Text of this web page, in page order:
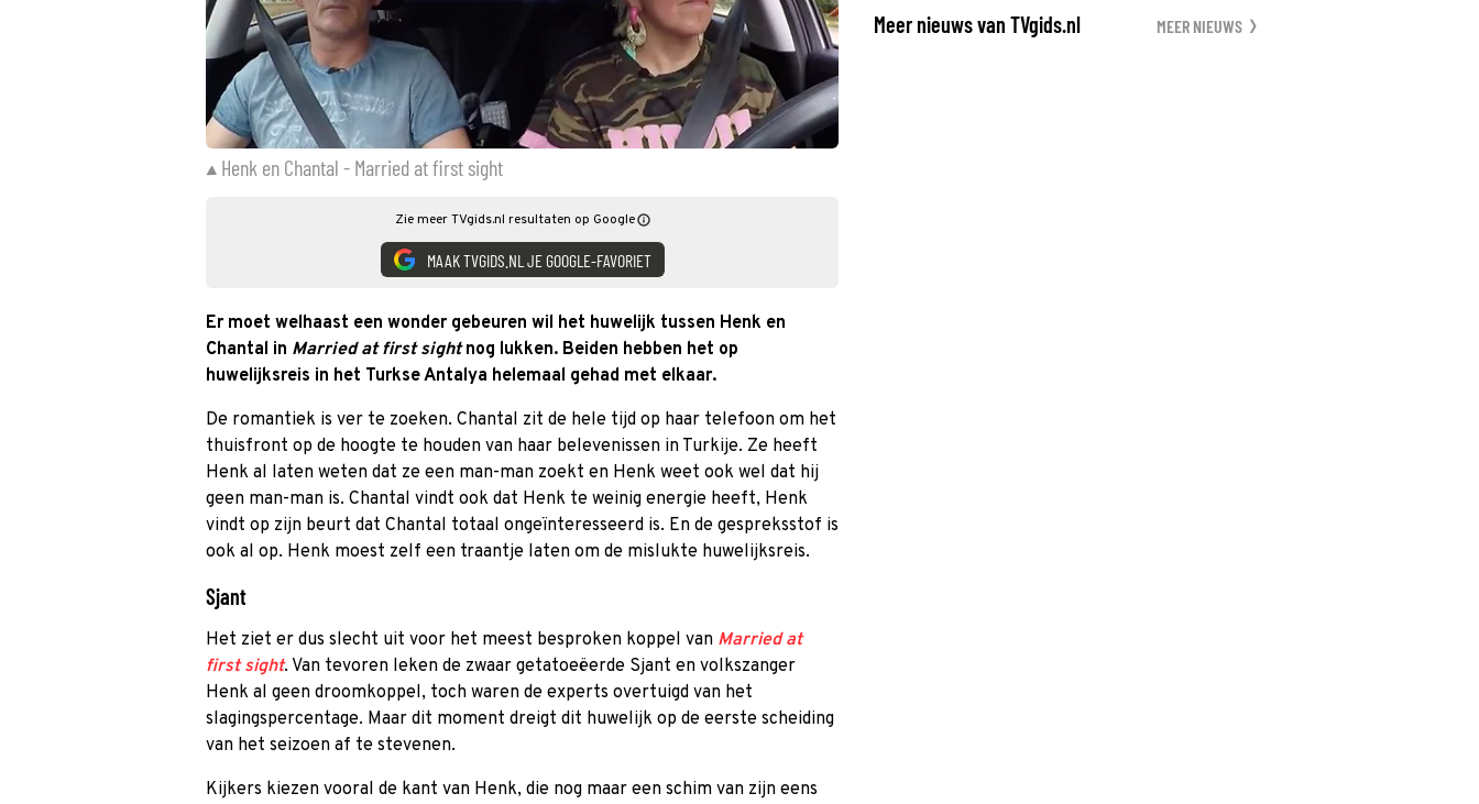
Henk en Chantal - Married at first sight
Zie meer TVgids.nl resultaten op Google
MAAK TVGIDS.NL JE GOOGLE-FAVORIET
Er moet welhaast een wonder gebeuren wil het huwelijk tussen Henk en
Chantal in Married at first sightnog lukken. Beiden hebben het op
huwelijksreis in het Turkse Antalya helemaal gehad met elkaar.
De romantiek is ver te zoeken. Chantal zit de hele tijd op haar telefoon om het
thuisfront op de hoogte te houden van haar belevenissen in Turkije. Ze heeft
Henk al laten weten dat ze een man-man zoekt en Henk weet ook wel dat hij
geen man-man is. Chantal vindt ook dat Henk te weinig energie heeft, Henk
vindt op zijn beurt dat Chantal totaal ongeïnteresseerd is. En de gespreksstof is
ook al op. Henk moest zelf een traantje laten om de mislukte huwelijksreis.
Sjant
Het ziet er dus slecht uit voor het meest besproken koppel van Married at
first sight. Van tevoren leken de zwaar getatoeëerde Sjant en volkszanger
Henk al geen droomkoppel, toch waren de experts overtuigd van het
slagingspercentage. Maar dit moment dreigt dit huwelijk op de eerste scheiding
van het seizoen af te stevenen.
Kijkers kiezen vooral de kant van Henk, die nog maar een schim van zijn eens
Meer nieuws van TVgids.nl MEER NIEUWS